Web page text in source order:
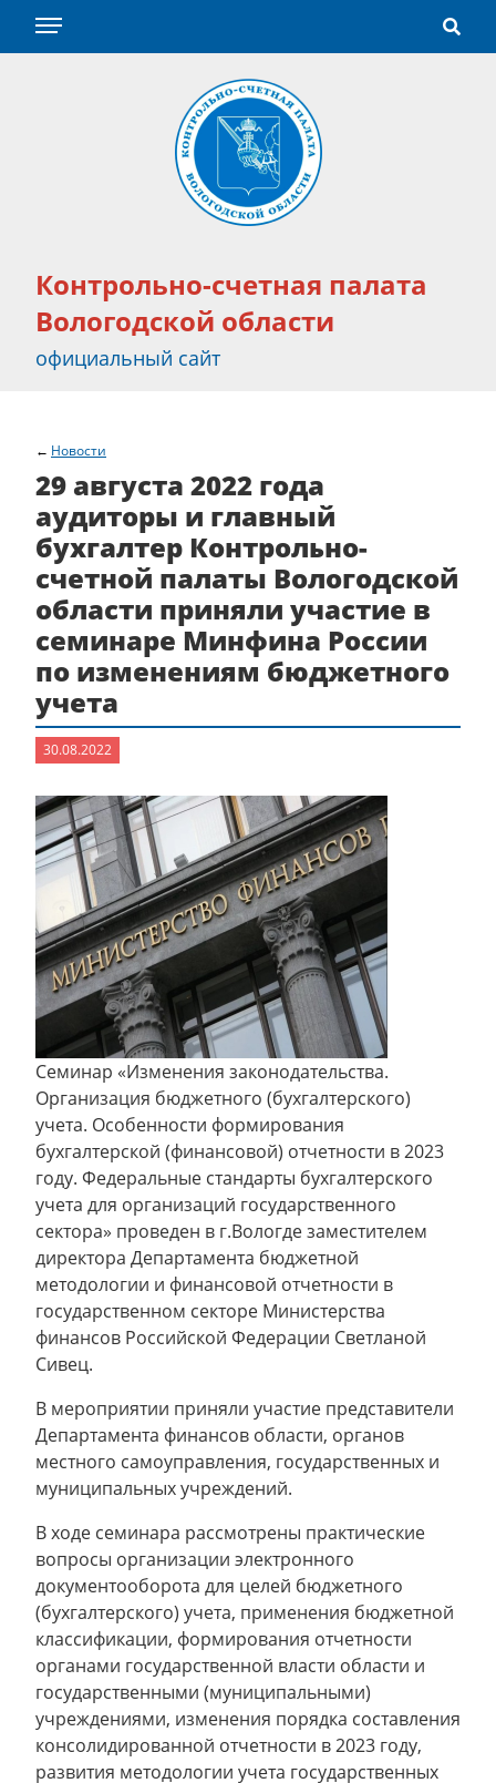
Контрольно-счетная палата
Вологодской области
официальный сайт
Новости
29 августа 2022 года
аудиторы и главный
бухгалтер Контрольно-
счетной палаты Вологодской
области приняли участие в
семинаре Минфина России
по изменениям бюджетного
учета
30.08.2022
Семинар «Изменения законодательства.
Организация бюджетного (бухгалтерского)
учета. Особенности формирования
бухгалтерской (финансовой) отчетности в 2023
году. Федеральные стандарты бухгалтерского
учета для организаций государственного
сектора» проведен в г.Вологде заместителем
директора Департамента бюджетной
методологии и финансовой отчетности в
государственном секторе Министерства
финансов Российской Федерации Светланой
Сивец.
В мероприятии приняли участие представители
Департамента финансов области, органов
местного самоуправления, государственных и
муниципальных учреждений.
В ходе семинара рассмотрены практические
вопросы организации электронного
документооборота для целей бюджетного
(бухгалтерского) учета, применения бюджетной
классификации, формирования отчетности
органами государственной власти области и
государственными (муниципальными)
учреждениями, изменения порядка составления
консолидированной отчетности в 2023 году,
развития методологии учета государственных